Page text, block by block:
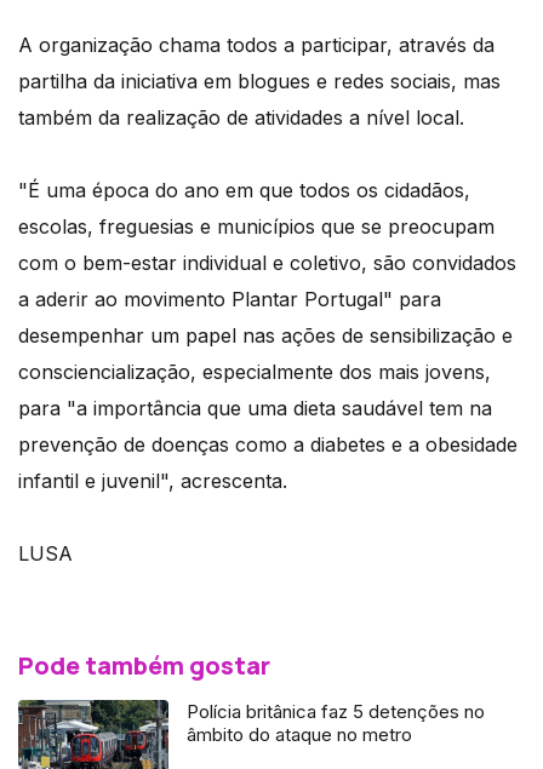
A organização chama todos a participar, através da
partilha da iniciativa em blogues e redes sociais, mas
também da realização de atividades a nível local.
"É uma época do ano em que todos os cidadãos,
escolas, freguesias e municípios que se preocupam
com o bem-estar individual e coletivo, são convidados
a aderir ao movimento Plantar Portugal" para
desempenhar um papel nas ações de sensibilização e
consciencialização, especialmente dos mais jovens,
para "a importância que uma dieta saudável tem na
prevenção de doenças como a diabetes e a obesidade
infantil e juvenil", acrescenta.
LUSA
Pode também gostar
Polícia britânica faz 5 detenções no
âmbito do ataque no metro